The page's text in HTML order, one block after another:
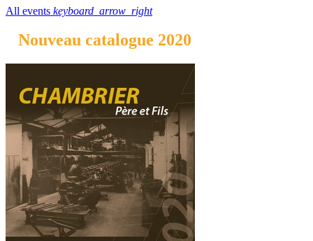
All events keyboard_arrow_right
Nouveau catalogue 2020